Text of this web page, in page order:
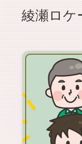
ん、鈴
里さん
フジ
保険
放映日
綾瀬ロケ